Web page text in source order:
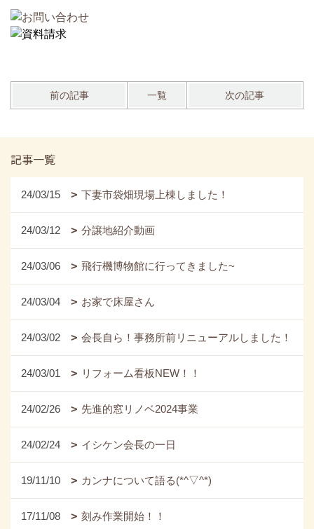
前の記事 一覧 次の記事
記事一覧
24/03/15 下妻市袋畑現場上棟しました！
24/03/12 分譲地紹介動画
24/03/06 飛行機博物館に行ってきました~
24/03/04 お家で床屋さん
24/03/02 会長自ら！事務所前リニューアルしました！
24/03/01 リフォーム看板NEW！！
24/02/26 先進的窓リノベ2024事業
24/02/24 イシケン会長の一日
19/11/10 カンナについて語る(*^▽^*)
17/11/08 刻み作業開始！！